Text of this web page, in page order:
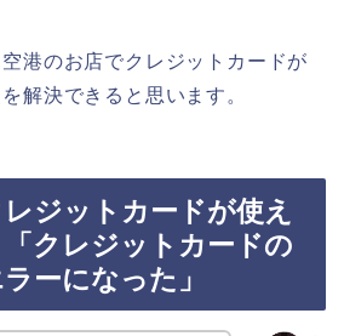
港のお店でクレジットカードが
解決できると思います。
ジットカードが使え
クレジットカードの
ーになった」